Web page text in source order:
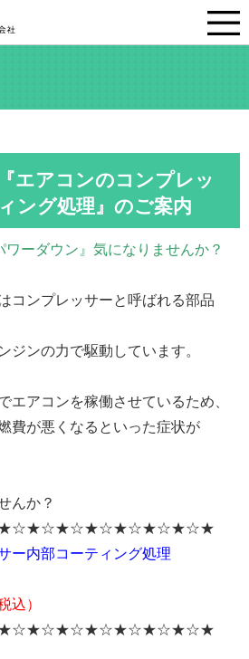
エアコンのコンプレッ
ング処理』のご案内
ーダウン』気になりませんか？
コンプレッサーと呼ばれる部品
ジンの力で駆動しています。
エアコンを稼働させているため、
費が悪くなるといった症状が
んか？
ー内部コーティング処理
込）